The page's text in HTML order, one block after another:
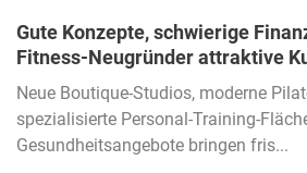
Gute Konzepte, schwierige
Fitness-Neugründer attraktive
Neue Boutique-Studios, moderne
spezialisierte Personal-Training-
Gesundheitsangebote bringen fris...